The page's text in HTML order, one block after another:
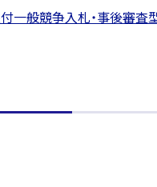
一般競争入札・事後審査